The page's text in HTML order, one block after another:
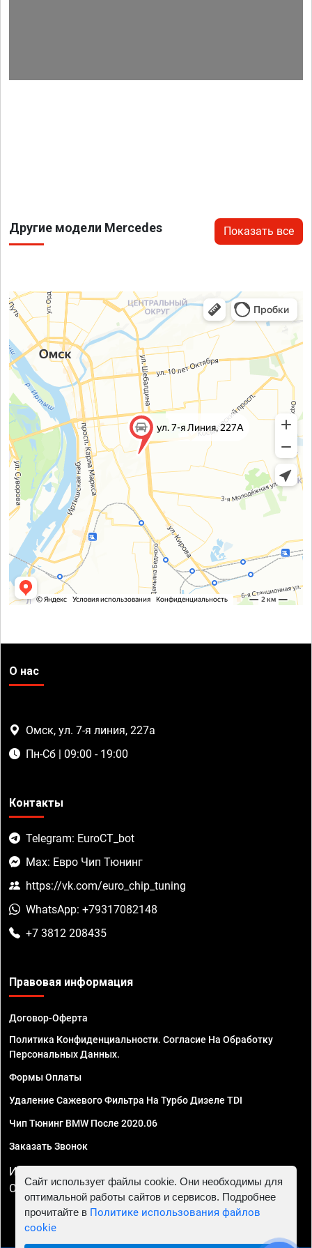
Другие модели Mercedes Показать все
О нас
Омск, ул. 7-я линия, 227а
Пн-Сб | 09:00 - 19:00
Контакты
Telegram: EuroCT_bot
Max: Евро Чип Тюнинг
https://vk.com/euro_chip_tuning
WhatsApp: +79317082148
+7 3812 208435
Правовая информация
Договор-Оферта
Политика Конфиденциальности. Согласие На Обработку
Персональных Данных.
Формы Оплаты
Удаление Сажевого Фильтра На Турбо Дизеле TDI
Чип Тюнинг BMW После 2020.06
Заказать Звонок
ИП Смирнов Георгий Павлович. ИНН 781302555843,
ОГРНИП 324470400032610
Сайт использует файлы cookie. Они необходимы для
оптимальной работы сайтов и сервисов. Подробнее
прочитайте в Политике использования файлов
cookie